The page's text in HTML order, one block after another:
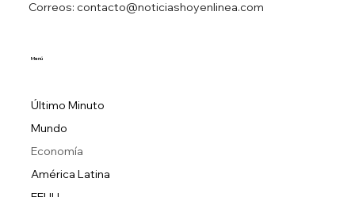
Correos: contacto@noticiashoyenlinea.com
Último Minuto
Mundo
Economía
América Latina
Menú